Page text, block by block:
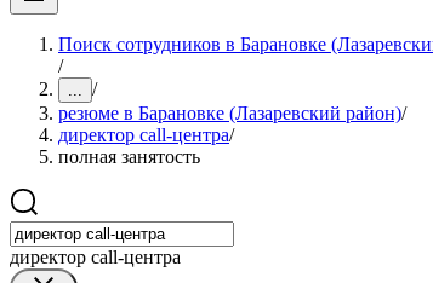
Поиск сотрудников в Барановке
/
... /
резюме в Барановке (Лазаревский район)/
директор call-центра/
полная занятость
директор call-центра